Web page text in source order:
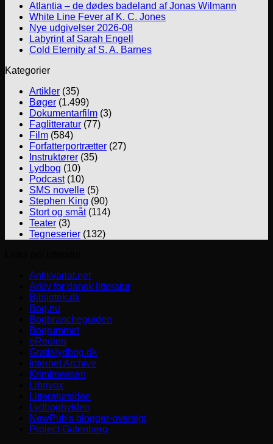
Atlantia – de dødes badeland af Jonas Wilmann
White Line Fever af K. C. Jones
Nye udgivelser 2026-08
Labyrint af Sarah Engell
Cold Eternity af S. A. Barnes
Kategorier
Artikler (35)
Bøger (1.499)
Dokumentarfilm (3)
Faglitteratur (77)
Film (584)
Forfatterportrætter (27)
Instruktører (35)
Lydbog (10)
Podcast(10)
SMS novelle (5)
Stephen King (90)
Stort og småt(114)
Teater (3)
Tegneserier (132)
Antikvariat.net
Arkiv for dansk litteratur
Bibliotek.dk
Bog.nu
Bogbrancheguiden
Bogrummet
eReolen
Gratislydbog.dk
Internet Archive
Krimimessen
Librivox
Litteratursiden
Lydboghylden
NewPub's blogger-oversigt
Project Gutenberg